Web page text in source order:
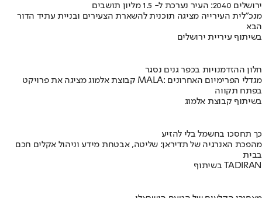
ירושלים 2040: העיר נערכת ל- 1.5 מליון תושבים
מנכ"לית העירייה מציגה תוכנית להשארת הצעירים ובניית עתיד הדור
הבא
בשיתוף עיריית ירושלים
חלון ההזדמנויות בכפר גנים נסגר
קבוצת אלמוג מציגה את פרויקט MALA: מגדלי הפרימיום האחרונים
בפתח תקווה
בשיתוף קבוצת אלמוג
כך תחסכו בחשמל בלי להזיע
מהפכת האנרגיה של תדיראן: שליטה, אבטחת מידע וניהול אקלים חכם
בבית
בשיתוף TADIRAN